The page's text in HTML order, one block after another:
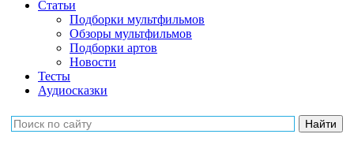
Статьи
Подборки мультфильмов
Обзоры мультфильмов
Подборки артов
Новости
Тесты
Аудиосказки